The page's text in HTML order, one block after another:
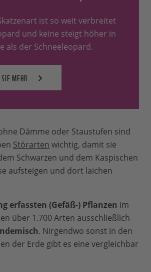
ist so weit verbreitet
und keine steigt höher in
als der Schneeleopard.
MEHR
Dämme oder Staustufen sind
Störarten wichtig, damit sie
Schwarzen und dem Kaspischen
aufsteigen und dort laichen
erfassten (Gefäß-) Pflanzen im
über 1.700 Arten ausschließlich
. Nirgendwo sonst in den
der Erde gibt es eine vergleichbar